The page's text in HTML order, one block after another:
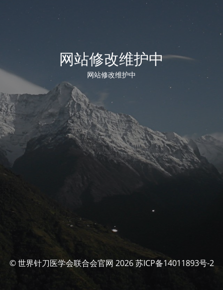
网站修改维护中
网站修改维护中
© 世界针刀医学会联合会官网 2026 苏ICP备14011893号-2